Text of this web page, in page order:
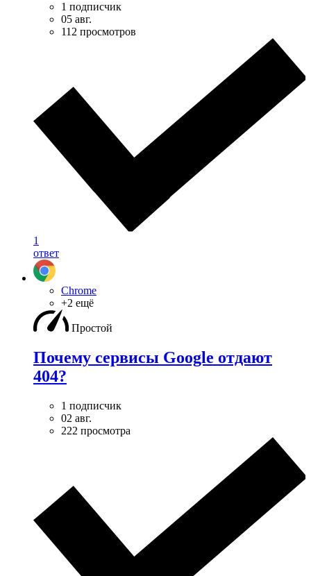
1 подписчик
05 авг.
112 просмотров
1
ответ
Chrome
+2 ещё
Простой
Почему сервисы Google отдают
404?
1 подписчик
02 авг.
222 просмотра